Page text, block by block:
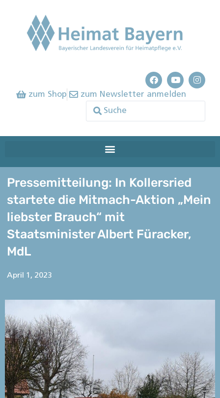
zum Shop zum Newsletter anmelden
Pressemitteilung: In Kollersried
startete die Mitmach-Aktion „Mein
liebster Brauch“ mit
Staatsminister Albert Füracker,
MdL
April 1, 2023